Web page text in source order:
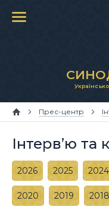
Прес-центр
Інтерв’ю та
2026 2025 2024
2020 2019 2018